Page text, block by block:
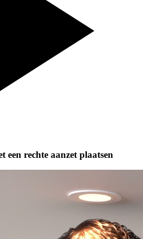
een rechte aanzet plaatsen